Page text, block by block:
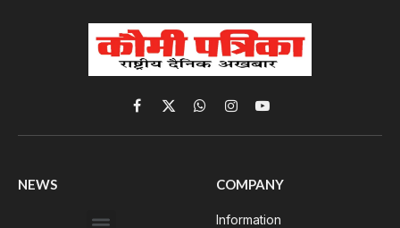
Facebook
X
(Twitter)
WhatsApp
InstagramYouTube
NEWS COMPANY
Information